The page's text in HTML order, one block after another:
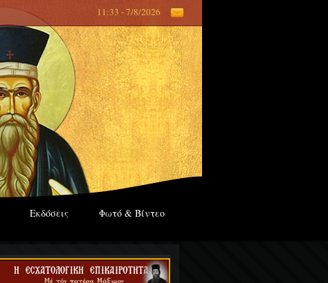
11:33 - 7/8/2026
Εκδόσεις Φωτό & Βίντεο